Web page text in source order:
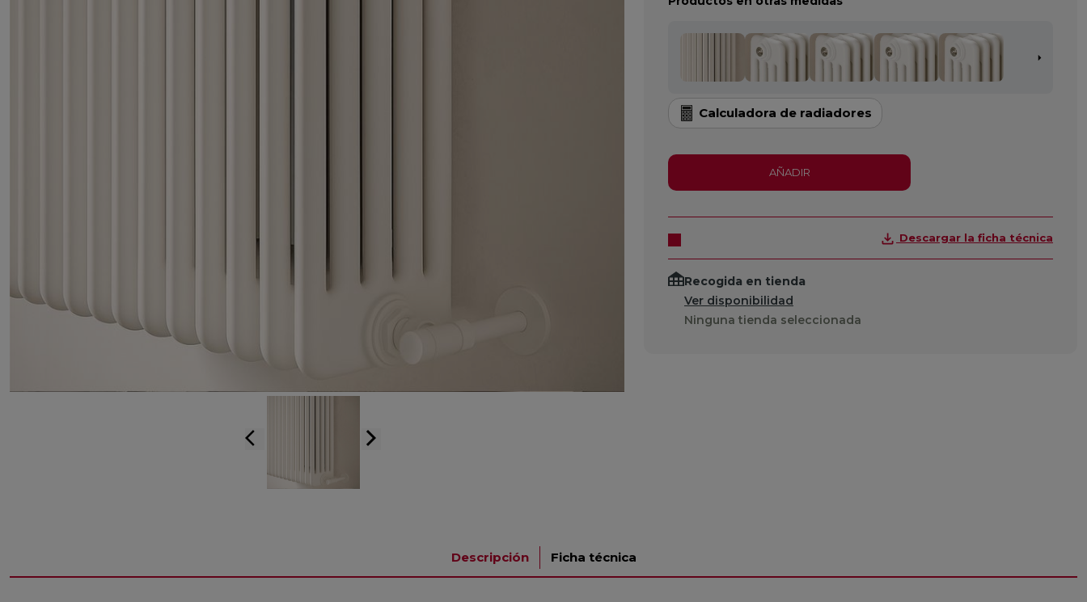
arrow_back_ios arrow_forward_ios
Calculadora de radiadores
AÑADIR
Descargar la ficha técnica
Recogida en tienda
Ver disponibilidad
Ninguna tienda seleccionada
Descripción Ficha técnica